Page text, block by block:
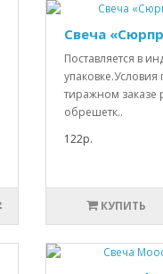
Свеча
Поставляется в
тиражном заказе
обрешетк..
122р.
КУПИТЬ